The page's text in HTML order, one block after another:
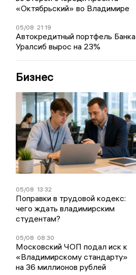
«Октябрьский» во Владимире
05/08 21:19
Автокредитный портфель Банка
Уралсиб вырос на 23%
Бизнес
05/08 13:32
Поправки в трудовой кодекс:
чего ждать владимирским
студентам?
05/08 08:30
Московский ЧОП подал иск к
«Владимирскому стандарту»
на 36 миллионов рублей